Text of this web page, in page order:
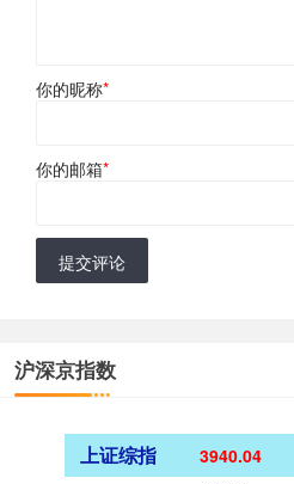
你的昵称*
你的邮箱*
提交评论
沪深京指数
上证综指 3940.04